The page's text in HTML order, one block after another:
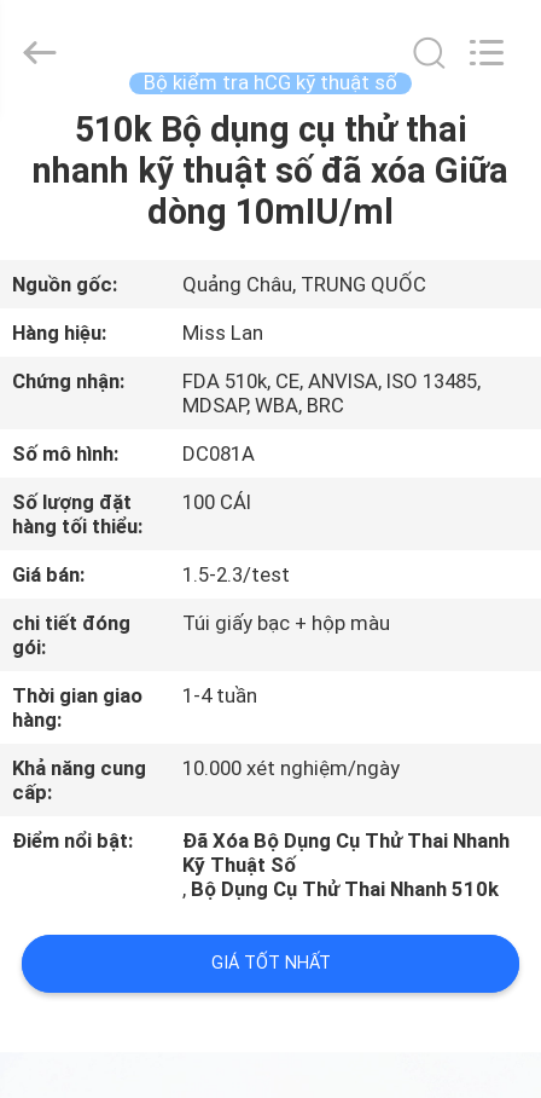
TRANG
CHỦ
SẢN
PHẨM
CHÚNG
TÔI
THAM
QUAN
NHÀ
MÁY
KIỂM
SOÁT
CHẤT
LIÊN
HỆ
Copyright
Rights
Reserved.
Bộ kiểm tra hCG kỹ thuật số
510k Bộ dụng cụ thử thai
nhanh kỹ thuật số đã xóa Giữa
dòng 10mIU/ml
Nguồn gốc:
Quảng Châu, TRUNG QUỐC
Hàng hiệu:
Miss Lan
Chứng nhận:
FDA 510k, CE, ANVISA, ISO 13485,
MDSAP, WBA, BRC
Số mô hình:
DC081A
Số lượng đặt
hàng tối thiểu:
100 CÁI
Giá bán:
1.5-2.3/test
chi tiết đóng
gói:
Túi giấy bạc + hộp màu
Thời gian giao
hàng:
1-4 tuần
Khả năng cung
cấp:
10.000 xét nghiệm/ngày
Điểm nổi bật:
Đã Xóa Bộ Dụng Cụ Thử Thai Nhanh
Kỹ Thuật Số
, Bộ Dụng Cụ Thử Thai Nhanh 510k
GIÁ TỐT NHẤT